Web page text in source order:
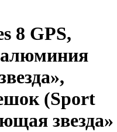
8 GPS,
алюминия
(Sport
звезда»